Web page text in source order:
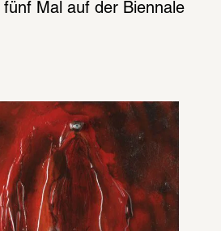
Mal auf der Bien­nale